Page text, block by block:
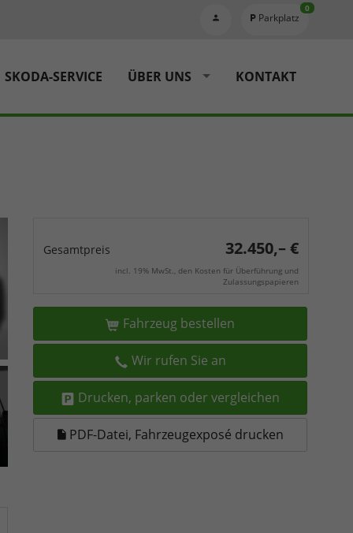
Parkplatz
0
SKODA-SERVICE ÜBER UNS KONTAKT
Gesamtpreis 32.450,– €
incl. 19% MwSt., den Kosten für Überführung und
Zulassungspapieren
Fahrzeug bestellen
Wir rufen Sie an
Drucken, parken oder vergleichen
PDF-Datei, Fahrzeugexposé drucken